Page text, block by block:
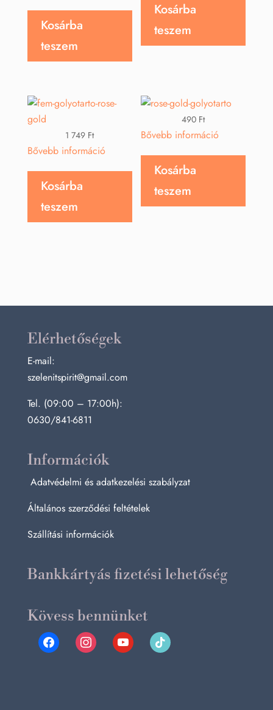
Kosárba
teszem
Kosárba
teszem
1 749 Ft
Bővebb információ
Kosárba
teszem
490 Ft
Bővebb információ
Kosárba
teszem
Elérhetőségek
E-mail:
szelenitspirit@gmail.com
Tel. (09:00 – 17:00h):
0630/841-6811
Információk
Adatvédelmi és adatkezelési szabályzat
Általános szerződési feltételek
Szállítási információk
Bankkártyás fizetési lehetőség
Kövess bennünket
facebookinstagramyoutube tiktok